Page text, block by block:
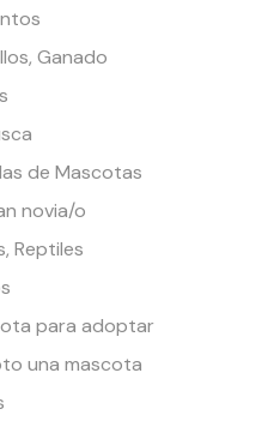
Ganado
de Mascotas
novia/o
Reptiles
para adoptar
una mascota